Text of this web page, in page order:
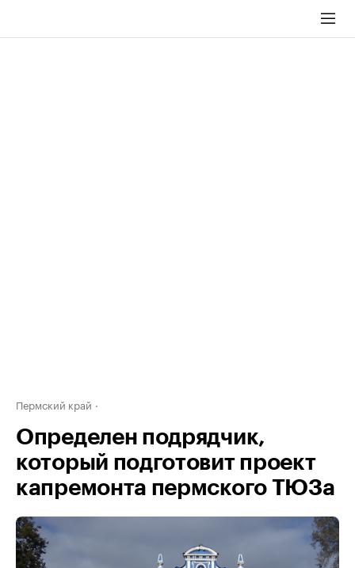
Пермский край
Определен подрядчик,
который подготовит проект
капремонта пермского ТЮЗа